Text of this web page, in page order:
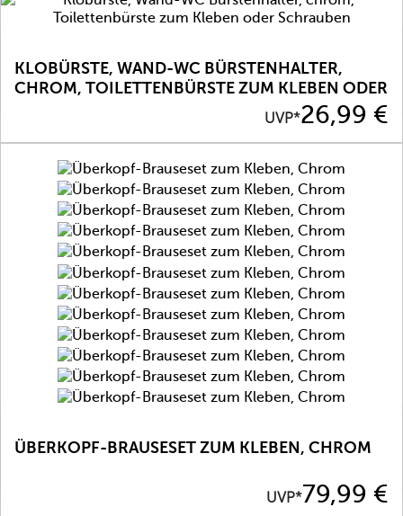
KLOBÜRSTE, WAND-WC BÜRSTENHALTER,
CHROM, TOILETTENBÜRSTE ZUM KLEBEN ODER
Preis
UVP*26,99 €
ÜBERKOPF-BRAUSESET ZUM KLEBEN, CHROM
Preis
UVP*79,99 €